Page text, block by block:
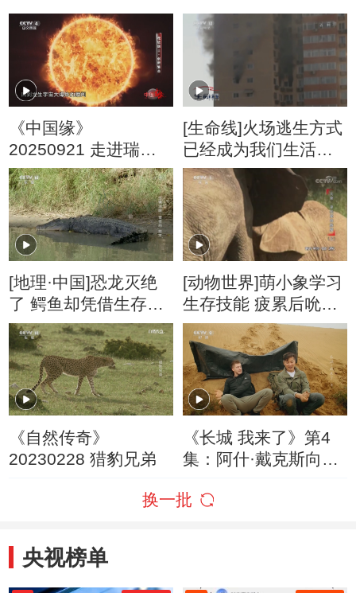
《中国缘》
20250921 走进瑞士·
创新繁荣
[生命线]火场逃生方式
已经成为我们生活中
必须掌握的一种生存
技能
[地理·中国]恐龙灭绝
了 鳄鱼却凭借生存技
能幸存至今
[动物世界]萌小象学习
生存技能 疲累后吮吸
妈妈甘甜的乳汁
《自然传奇》
20230228 猎豹兄弟
《长城 我来了》第4
集：阿什·戴克斯向沙
技能
换一批
央视榜单